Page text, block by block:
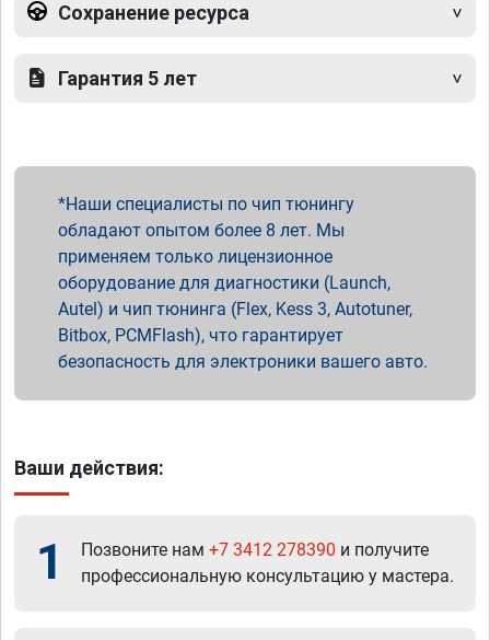
Сохранение ресурса
Гарантия 5 лет
Наши специалисты по чип тюнингу
обладают опытом более 8 лет. Мы
применяем только лицензионное
оборудование для диагностики (Launch,
Autel) и чип тюнинга (Flex, Kess 3, Autotuner,
Bitbox, PCMFlash), что гарантирует
безопасность для электроники вашего авто.
Ваши действия:
1 Позвоните нам +7 3412 278390 и получите
профессиональную консультацию у мастера.